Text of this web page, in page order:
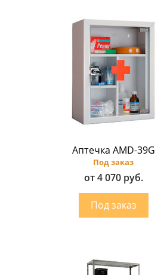
Аптечка AMD-39G
Под заказ
от 4 070 руб.